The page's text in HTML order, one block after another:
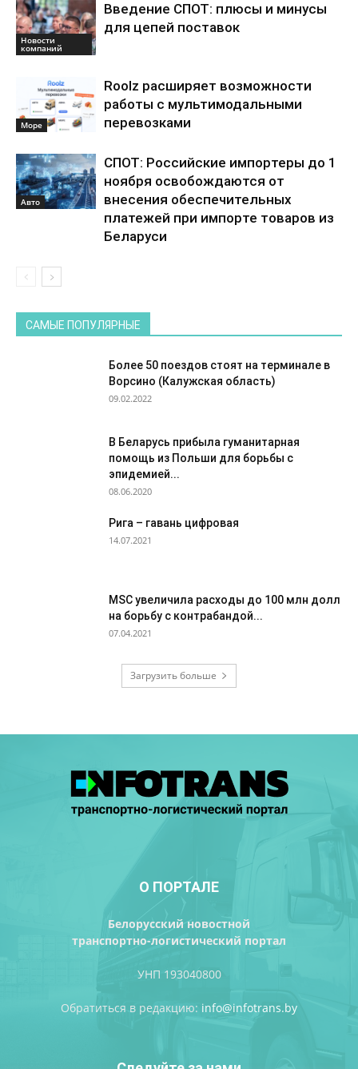
Новости
компаний
Введение СПОТ: плюсы и минусы
для цепей поставок
Море
Roolz расширяет возможности
работы с мультимодальными
перевозками
Авто
СПОТ: Российские импортеры до 1
ноября освобождаются от
внесения обеспечительных
платежей при импорте товаров из
Беларуси
САМЫЕ ПОПУЛЯРНЫЕ
Более 50 поездов стоят на терминале в
Ворсино (Калужская область)
09.02.2022
В Беларусь прибыла гуманитарная
помощь из Польши для борьбы с
эпидемией...
08.06.2020
Рига – гавань цифровая
14.07.2021
MSC увеличила расходы до 100 млн долл
на борьбу с контрабандой...
07.04.2021
Загрузить больше
О ПОРТАЛЕ
Белорусский новостной
транспортно-логистический портал
УНП 193040800
Обратиться в редакцию: info@infotrans.bу